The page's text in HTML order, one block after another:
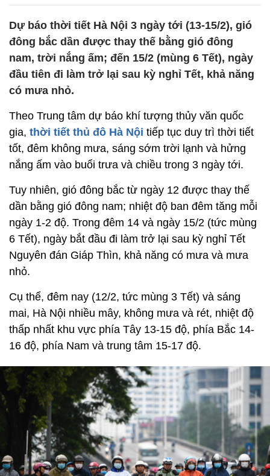
Dự báo thời tiết Hà Nội 3 ngày tới (13-15/2), gió
đông bắc dần được thay thế bằng gió đông
nam, trời nắng ấm; đến 15/2 (mùng 6 Tết), ngày
đầu tiên đi làm trở lại sau kỳ nghỉ Tết, khả năng
có mưa nhỏ.
Theo Trung tâm dự báo khí tượng thủy văn quốc
gia, thời tiết thủ đô Hà Nội tiếp tục duy trì thời tiết
tốt, đêm không mưa, sáng sớm trời lạnh và hửng
nắng ấm vào buổi trưa và chiều trong 3 ngày tới.
Tuy nhiên, gió đông bắc từ ngày 12 được thay thế
dần bằng gió đông nam; nhiệt độ ban đêm tăng mỗi
ngày 1-2 độ. Trong đêm 14 và ngày 15/2 (tức mùng
6 Tết), ngày bắt đầu đi làm trở lại sau kỳ nghỉ Tết
Nguyên đán Giáp Thìn, khả năng có mưa và mưa
nhỏ.
Cụ thể, đêm nay (12/2, tức mùng 3 Tết) và sáng
mai, Hà Nội nhiều mây, không mưa và rét, nhiệt độ
thấp nhất khu vực phía Tây 13-15 độ, phía Bắc 14-
16 độ, phía Nam và trung tâm 15-17 độ.